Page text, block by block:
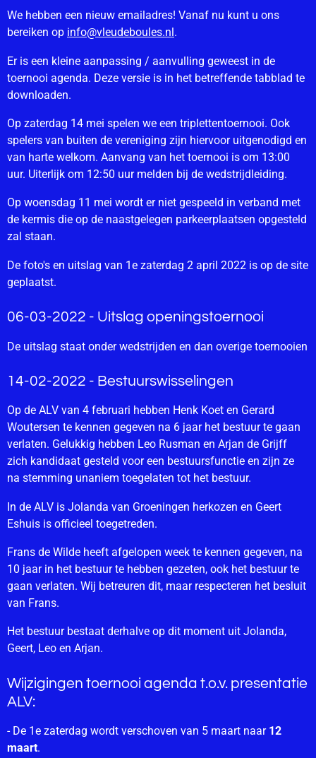
We hebben een nieuw emailadres! Vanaf nu kunt u ons
bereiken op info@vleudeboules.nl .
Er is een kleine aanpassing / aanvulling geweest in de
toernooi agenda. Deze versie is in het betreffende tabblad te
downloaden.
Op zaterdag 14 mei spelen we een triplettentoernooi. Ook
spelers van buiten de vereniging zijn hiervoor uitgenodigd en
van harte welkom. Aanvang van het toernooi is om 13:00
uur. Uiterlijk om 12:50 uur melden bij de wedstrijdleiding.
Op woensdag 11 mei wordt er niet gespeeld in verband met
de kermis die op de naastgelegen parkeerplaatsen opgesteld
zal staan.
De foto's en uitslag van 1e zaterdag 2 april 2022 is op de site
geplaatst.
06-03-2022 - Uitslag openingstoernooi
De uitslag staat onder wedstrijden en dan overige toernooien
14-02-2022 - Bestuurswisselingen
Op de ALV van 4 februari hebben Henk Koet en Gerard
Woutersen te kennen gegeven na 6 jaar het bestuur te gaan
verlaten. Gelukkig hebben Leo Rusman en Arjan de Grijff
zich kandidaat gesteld voor een bestuursfunctie en zijn ze
na stemming unaniem toegelaten tot het bestuur.
In de ALV is Jolanda van Groeningen herkozen en Geert
Eshuis is officieel toegetreden.
Frans de Wilde heeft afgelopen week te kennen gegeven, na
10 jaar in het bestuur te hebben gezeten, ook het bestuur te
gaan verlaten. Wij betreuren dit, maar respecteren het besluit
van Frans.
Het bestuur bestaat derhalve op dit moment uit Jolanda,
Geert, Leo en Arjan.
Wijzigingen toernooi agenda t.o.v. presentatie
ALV:
- De 1e zaterdag wordt verschoven van 5 maart naar 12
maart.